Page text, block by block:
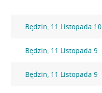
Będzin, 11 Listopada 10
Będzin, 11 Listopada 9
Będzin, 11 Listopada 9